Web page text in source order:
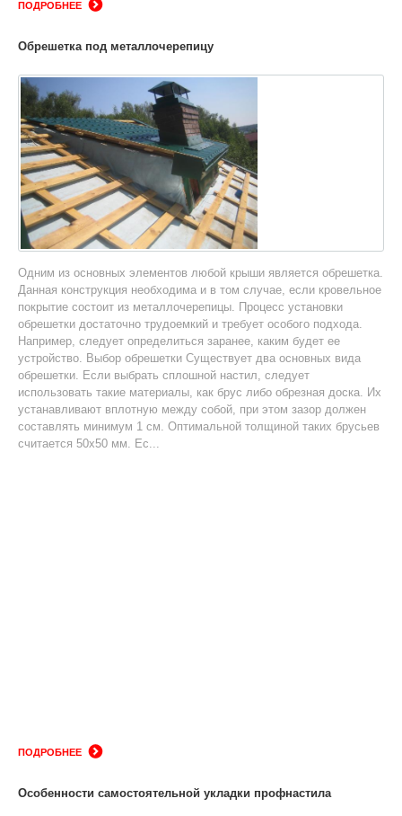
ПОДРОБНЕЕ
Обрешетка под металлочерепицу
Одним из основных элементов любой крыши является обрешетка.
Данная конструкция необходима и в том случае, если кровельное
покрытие состоит из металлочерепицы. Процесс установки
обрешетки достаточно трудоемкий и требует особого подхода.
Например, следует определиться заранее, каким будет ее
устройство. Выбор обрешетки Существует два основных вида
обрешетки. Если выбрать сплошной настил, следует
использовать такие материалы, как брус либо обрезная доска. Их
устанавливают вплотную между собой, при этом зазор должен
составлять минимум 1 см. Оптимальной толщиной таких брусьев
считается 50х50 мм. Ес...
ПОДРОБНЕЕ
Особенности самостоятельной укладки профнастила